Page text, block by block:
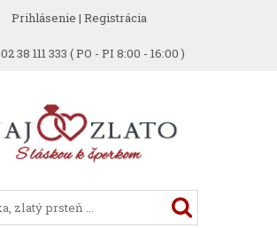
Prihlásenie | Registrácia
02 38 111 333 ( PO - PI 8:00 - 16:00 )